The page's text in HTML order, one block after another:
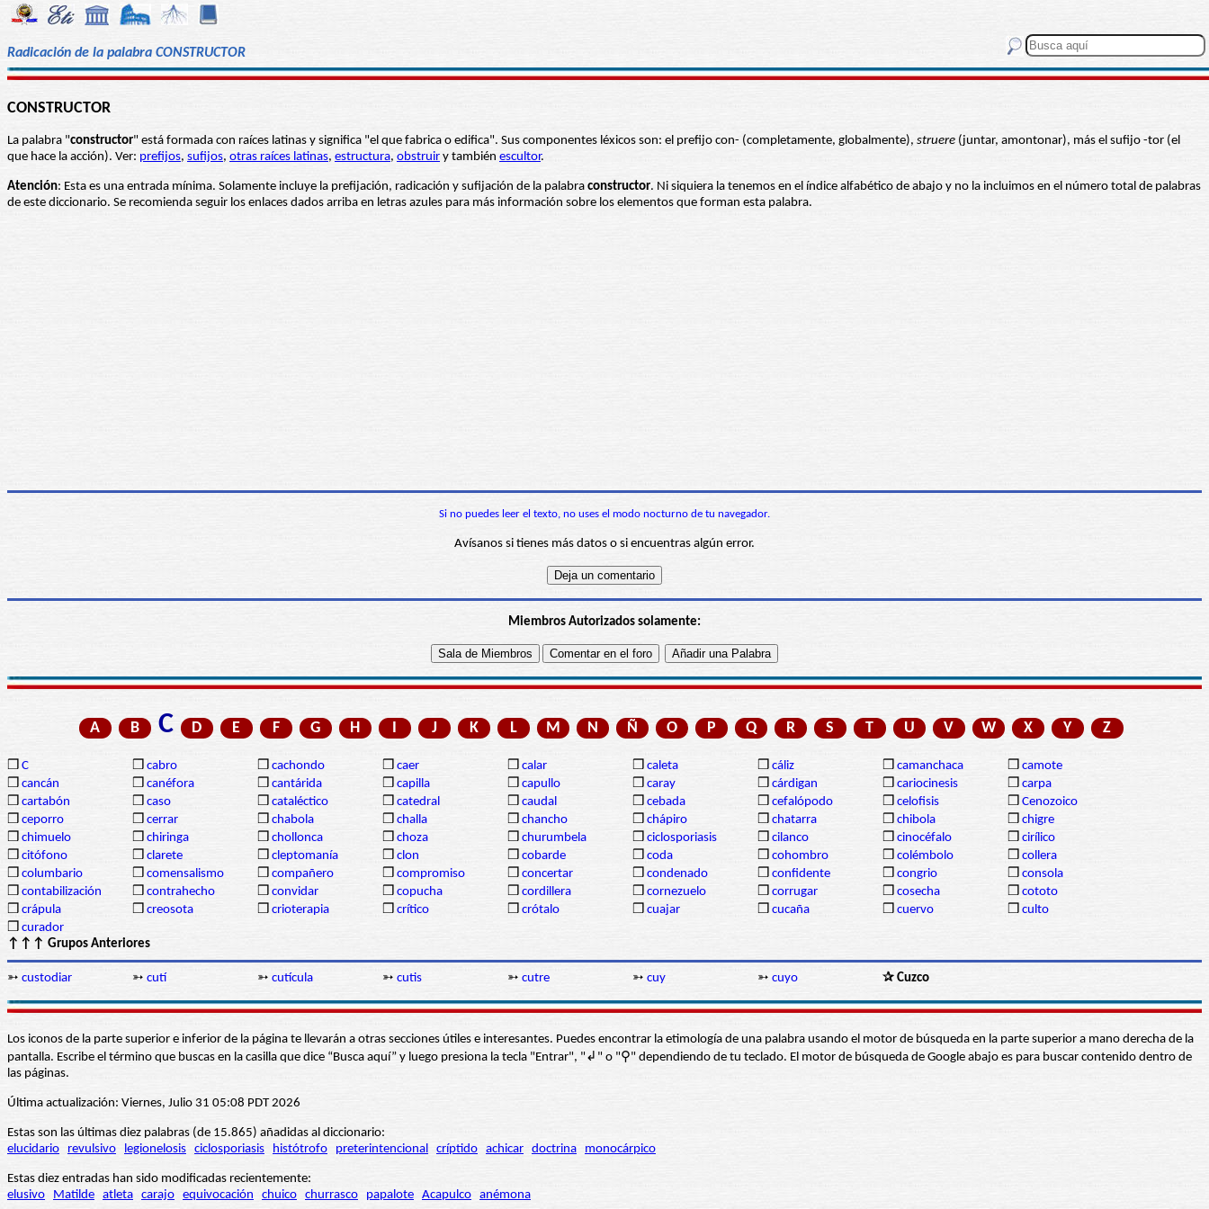
Radicación de la palabra CONSTRUCTOR
CONSTRUCTOR
La palabra "constructor" está formada con raíces latinas y significa "el que fabrica o edifica". Sus componentes léxicos son: el prefijo con- (completamente, globalmente), struere (juntar, amontonar), más el sufijo -tor (el
que hace la acción). Ver: prefijos, sufijos, otras raíces latinas, estructura, obstruir y también escultor.
Atención: Esta es una entrada mínima. Solamente incluye la prefijación, radicación y sufijación de la palabra constructor. Ni siquiera la tenemos en el índice alfabético de abajo y no la incluimos en el número total de palabras
de este diccionario. Se recomienda seguir los enlaces dados arriba en letras azules para más información sobre los elementos que forman esta palabra.
Si no puedes leer el texto, no uses el modo nocturno de tu navegador.
Avísanos si tienes más datos o si encuentras algún error.
Miembros Autorizados solamente:
A B C D E F G H I J K L M N Ñ O P Q R S T U V W X Y Z
❒ C ❒ cabro ❒ cachondo ❒ caer ❒ calar ❒ caleta ❒ cáliz ❒ camanchaca ❒ camote
❒ cancán ❒ canéfora ❒ cantárida ❒ capilla ❒ capullo ❒ caray ❒ cárdigan ❒ cariocinesis ❒ carpa
❒ cartabón ❒ caso ❒ cataléctico ❒ catedral ❒ caudal ❒ cebada ❒ cefalópodo ❒ celofisis ❒ Cenozoico
❒ ceporro ❒ cerrar ❒ chabola ❒ challa ❒ chancho ❒ chápiro ❒ chatarra ❒ chibola ❒ chigre
❒ chimuelo ❒ chiringa ❒ chollonca ❒ choza ❒ churumbela ❒ ciclosporiasis ❒ cilanco ❒ cinocéfalo ❒ cirílico
❒ citófono ❒ clarete ❒ cleptomanía ❒ clon ❒ cobarde ❒ coda ❒ cohombro ❒ colémbolo ❒ collera
❒ columbario ❒ comensalismo ❒ compañero ❒ compromiso ❒ concertar ❒ condenado ❒ confidente ❒ congrio ❒ consola
❒ contabilización ❒ contrahecho ❒ convidar ❒ copucha ❒ cordillera ❒ cornezuelo ❒ corrugar ❒ cosecha ❒ cototo
❒ crápula ❒ creosota ❒ crioterapia ❒ crítico ❒ crótalo ❒ cuajar ❒ cucaña ❒ cuervo ❒ culto
❒ curador
↑↑↑ Grupos Anteriores
➳ custodiar ➳ cutí ➳ cutícula ➳ cutis ➳ cutre ➳ cuy ➳ cuyo ✰ Cuzco
Los iconos de la parte superior e inferior de la página te llevarán a otras secciones útiles e interesantes. Puedes encontrar la etimología de una palabra usando el motor de búsqueda en la parte superior a mano derecha de la
pantalla. Escribe el término que buscas en la casilla que dice “Busca aquí” y luego presiona la tecla "Entrar", "↲" o "⚲" dependiendo de tu teclado. El motor de búsqueda de Google abajo es para buscar contenido dentro de
las páginas.
Última actualización: Viernes, Julio 31 05:08 PDT 2026
Estas son las últimas diez palabras (de 15.865) añadidas al diccionario:
elucidario
revulsivo legionelosis ciclosporiasis histótrofo preterintencional críptido achicar doctrina monocárpico
Estas diez entradas han sido modificadas recientemente:
elusivo
Matilde atleta carajo equivocación chuico churrasco papalote Acapulco anémona